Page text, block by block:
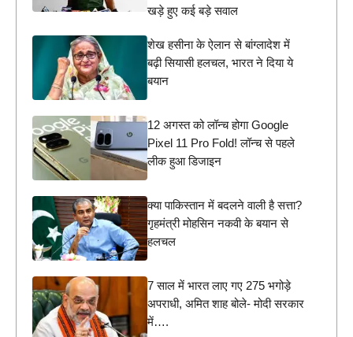
खड़े हुए कई बड़े सवाल
शेख हसीना के ऐलान से बांग्लादेश में
बढ़ी सियासी हलचल, भारत ने दिया ये
बयान
12 अगस्त को लॉन्च होगा Google
Pixel 11 Pro Fold! लॉन्च से पहले
लीक हुआ डिजाइन
क्या पाकिस्तान में बदलने वाली है सत्ता?
गृहमंत्री मोहसिन नकवी के बयान से
हलचल
7 साल में भारत लाए गए 275 भगोड़े
अपराधी, अमित शाह बोले- मोदी सरकार
में….